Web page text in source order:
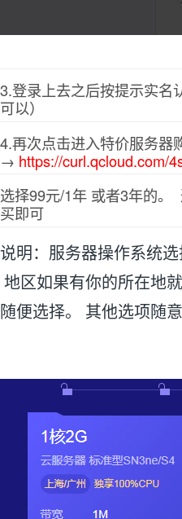
3.登录上去之后按提示实名
可以）
4.再次点击进入特价服务器
→ https://curl.qcloud.com/
选择99元/1年 或者3年的
买即可
说明：服务器操作系统选
地区如果有你的所在地
随便选择。 其他选项随